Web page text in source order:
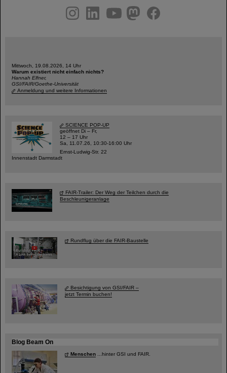
youtubehelmholtz.socialfacebook
Mittwoch, 19.08.2026, 14 Uhr
Warum existiert nicht einfach nichts?
Hannah Elfner,
GSI/FAIR/Goethe-Universität
Anmeldung und weitere Informationen
SCIENCE POP-UP
geöffnet Di – Fr,
12 – 17 Uhr
Sa, 11.07.26, 10:30-16:00 Uhr
Ernst-Ludwig-Str. 22
Innenstadt Darmstadt
FAIR-Trailer: Der Weg der Teilchen durch die
Beschleunigeranlage
Rundflug über die FAIR-Baustelle
Besichtigung von GSI/FAIR –
jetzt Termin buchen!
Blog Beam On
Menschen ...hinter GSI und FAIR.